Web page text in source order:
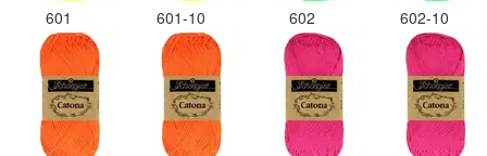
601 601-10 602 602-10